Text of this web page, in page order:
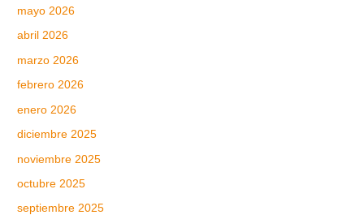
mayo 2026
abril 2026
marzo 2026
febrero 2026
enero 2026
diciembre 2025
noviembre 2025
octubre 2025
septiembre 2025